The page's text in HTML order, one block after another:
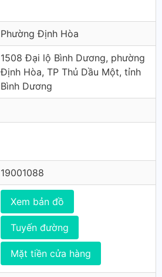
Phường Định Hòa
1508 Đại lộ Bình Dương, phường
Định Hòa, TP Thủ Dầu Một, tỉnh
Bình Dương
19001088
Xem bản đồ
Tuyến đường
Mặt tiền cửa hàng